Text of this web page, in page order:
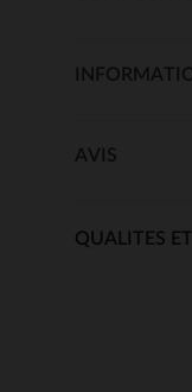
AVIS
QUALITES